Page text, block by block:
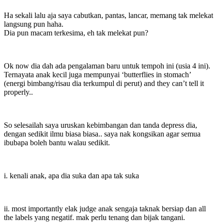
Ha sekali lalu aja saya cabutkan, pantas, lancar, memang tak melekat
langsung pun haha.
Dia pun macam terkesima, eh tak melekat pun?
Ok now dia dah ada pengalaman baru untuk tempoh ini (usia 4 ini).
Ternayata anak kecil juga mempunyai ‘butterflies in stomach’
(energi bimbang/risau dia terkumpul di perut) and they can’t tell it
properly..
So selesailah saya uruskan kebimbangan dan tanda depress dia,
dengan sedikit ilmu biasa biasa.. saya nak kongsikan agar semua
ibubapa boleh bantu walau sedikit.
i. kenali anak, apa dia suka dan apa tak suka
ii. most importantly elak judge anak sengaja taknak bersiap dan all
the labels yang negatif. mak perlu tenang dan bijak tangani.